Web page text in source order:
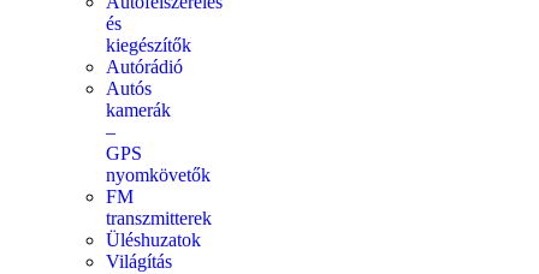
és
kiegészítők
Autórádió
Autós
kamerák
–
GPS
nyomkövetők
FM
transzmitterek
Üléshuzatok
Világítás